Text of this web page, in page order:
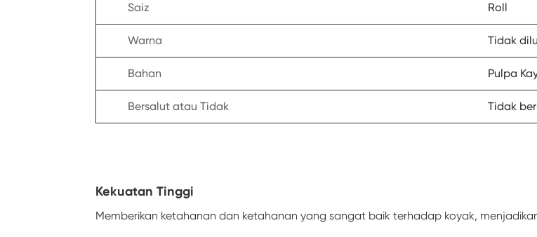
Saiz Roll
Warna Tidak
Bahan Pulpa
Bersalut atau Tidak Tidak
Kekuatan Tinggi
Memberikan ketahanan dan ketahanan yang sangat baik terhadap koyak,